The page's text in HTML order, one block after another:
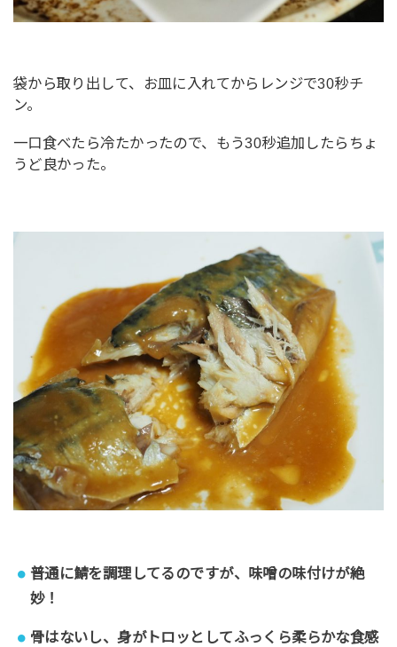
袋から取り出して、お皿に入れてからレンジで30秒チ
ン。
一口食べたら冷たかったので、もう30秒追加したらちょ
うど良かった。
普通に鯖を調理してるのですが、味噌の味付けが絶
妙！
骨はないし、身がトロッとしてふっくら柔らかな食感